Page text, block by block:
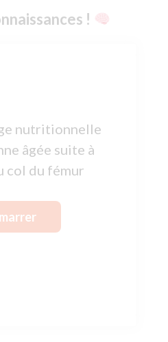
!
nutritionnelle
âgée suite à
col du fémur